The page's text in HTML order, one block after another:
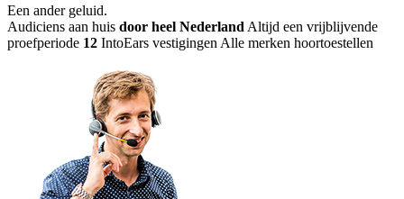
Een ander geluid.
Audiciens aan huis door heel Nederland Altijd een vrijblijvende
proefperiode 12 IntoEars vestigingen Alle merken hoortoestellen